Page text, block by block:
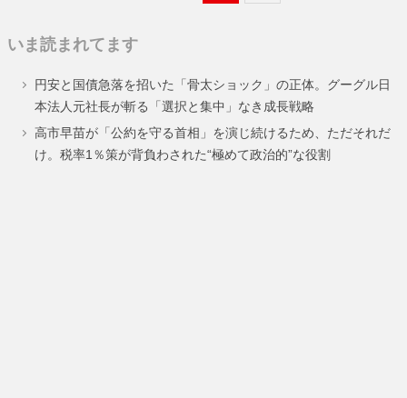
ー
ジ
ー
ジ
いま読まれてます
円安と国債急落を招いた「骨太ショック」の正体。グーグル日
本法人元社長が斬る「選択と集中」なき成長戦略
高市早苗が「公約を守る首相」を演じ続けるため、ただそれだ
け。税率1％策が背負わされた“極めて政治的”な役割